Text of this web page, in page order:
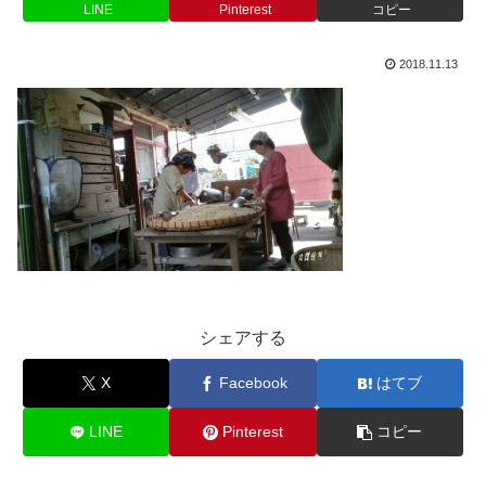
LINE Pinterest コピー
2018.11.13
シェアする
X Facebook はてブ
LINE Pinterest コピー